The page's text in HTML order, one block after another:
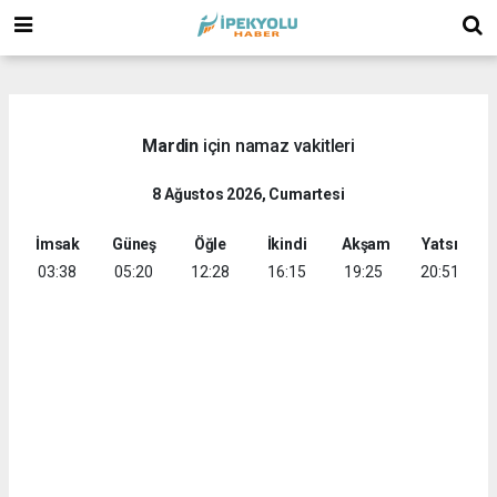
Mardiniçin namaz vakitleri
8 Ağustos 2026, Cumartesi
İmsak
03:38
Güneş
05:20
Öğle
12:28
İkindi
16:15
Akşam
19:25
Yatsı
20:51